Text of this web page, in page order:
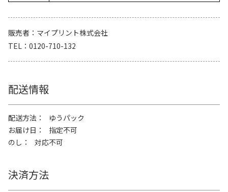
販売者
マイプリント株式会社
TEL
0120-710-132
配送情報
配送方法
ゆうパック
お届け日
指定不可
のし
対応不可
決済方法